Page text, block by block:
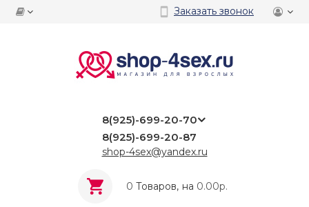
Заказать звонок
8(925)-699-20-70
8(925)-699-20-87
shop-4sex@yandex.ru
0 Tоваров, на 0.00р.